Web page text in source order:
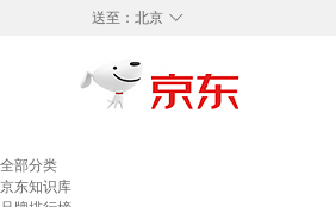
◇
送至： 北京
全部分类
京东知识库